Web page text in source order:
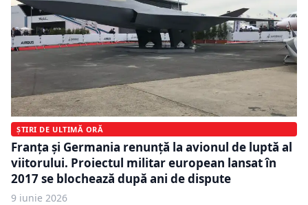
ȘTIRI DE ULTIMĂ ORĂ
Franța și Germania renunță la avionul de luptă al
viitorului. Proiectul militar european lansat în
2017 se blochează după ani de dispute
9 iunie 2026